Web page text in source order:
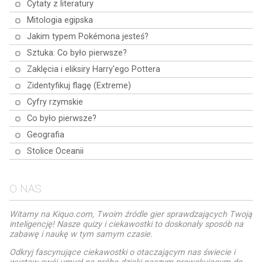
Cytaty z literatury
Mitologia egipska
Jakim typem Pokémona jesteś?
Sztuka: Co było pierwsze?
Zaklęcia i eliksiry Harry'ego Pottera
Zidentyfikuj flagę (Extreme)
Cyfry rzymskie
Co było pierwsze?
Geografia
Stolice Oceanii
O NAS
Witamy na Kiquo.com, Twoim źródle gier sprawdzających Twoją
inteligencję! Nasze quizy i ciekawostki to doskonały sposób na
zabawę i naukę w tym samym czasie.
Odkryj fascynujące ciekawostki o otaczającym nas świecie i